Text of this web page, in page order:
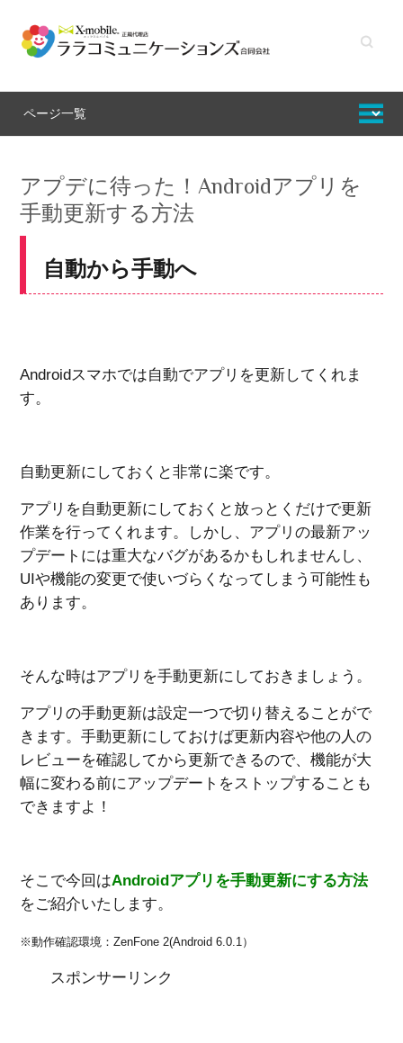
キーワ
てくだ
さい
アプデに待った！Androidアプリを
手動更新する方法
自動から手動へ
Androidスマホでは自動でアプリを更新してくれま
す。
自動更新にしておくと非常に楽です。
アプリを自動更新にしておくと放っとくだけで更新
作業を行ってくれます。しかし、アプリの最新アッ
プデートには重大なバグがあるかもしれませんし、
UIや機能の変更で使いづらくなってしまう可能性も
あります。
そんな時はアプリを手動更新にしておきましょう。
アプリの手動更新は設定一つで切り替えることがで
きます。手動更新にしておけば更新内容や他の人の
レビューを確認してから更新できるので、機能が大
幅に変わる前にアップデートをストップすることも
できますよ！
そこで今回はAndroidアプリ を手動更新にする方法
をご紹介いたします。
※動作確認環境：ZenFone 2(Android 6.0.1）
スポンサーリンク